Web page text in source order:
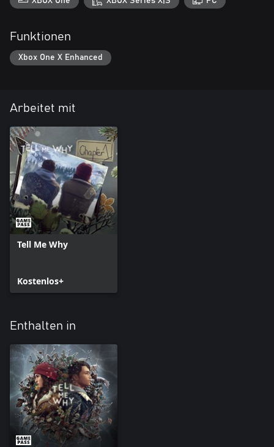
Funktionen
Xbox One X Enhanced
Arbeitet mit
Tell Me Why
Kostenlos+
Enthalten in